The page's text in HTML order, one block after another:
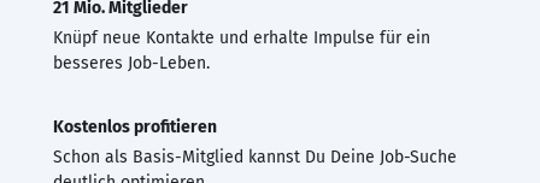
21 Mio. Mitglieder
Knüpf neue Kontakte und erhalte Impulse für ein
besseres Job-Leben.
Kostenlos profitieren
Schon als Basis-Mitglied kannst Du Deine Job-Suche